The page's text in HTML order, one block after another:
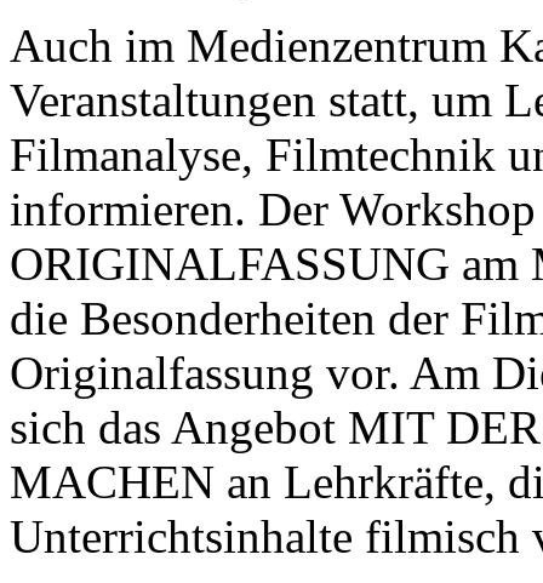
Auch im Medienzentrum
Veranstaltungen statt, um
Filmanalyse, Filmtechnik
informieren. Der
ORIGINALFASSUNG am
die Besonderheiten der
Originalfassung vor. Am
sich das Angebot MIT
MACHEN an Lehrkräfte,
Unterrichtsinhalte filmisch